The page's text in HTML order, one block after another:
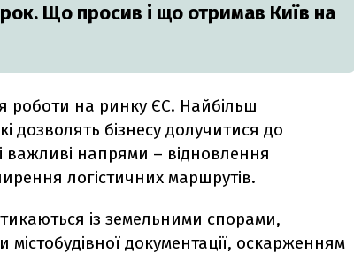
Що просив і що отримав Київ на
роботи на ринку ЄС. Найбільш
дозволять бізнесу долучитися до
важливі напрями – відновлення
логістичних маршрутів.
із земельними спорами,
документації, оскарженням